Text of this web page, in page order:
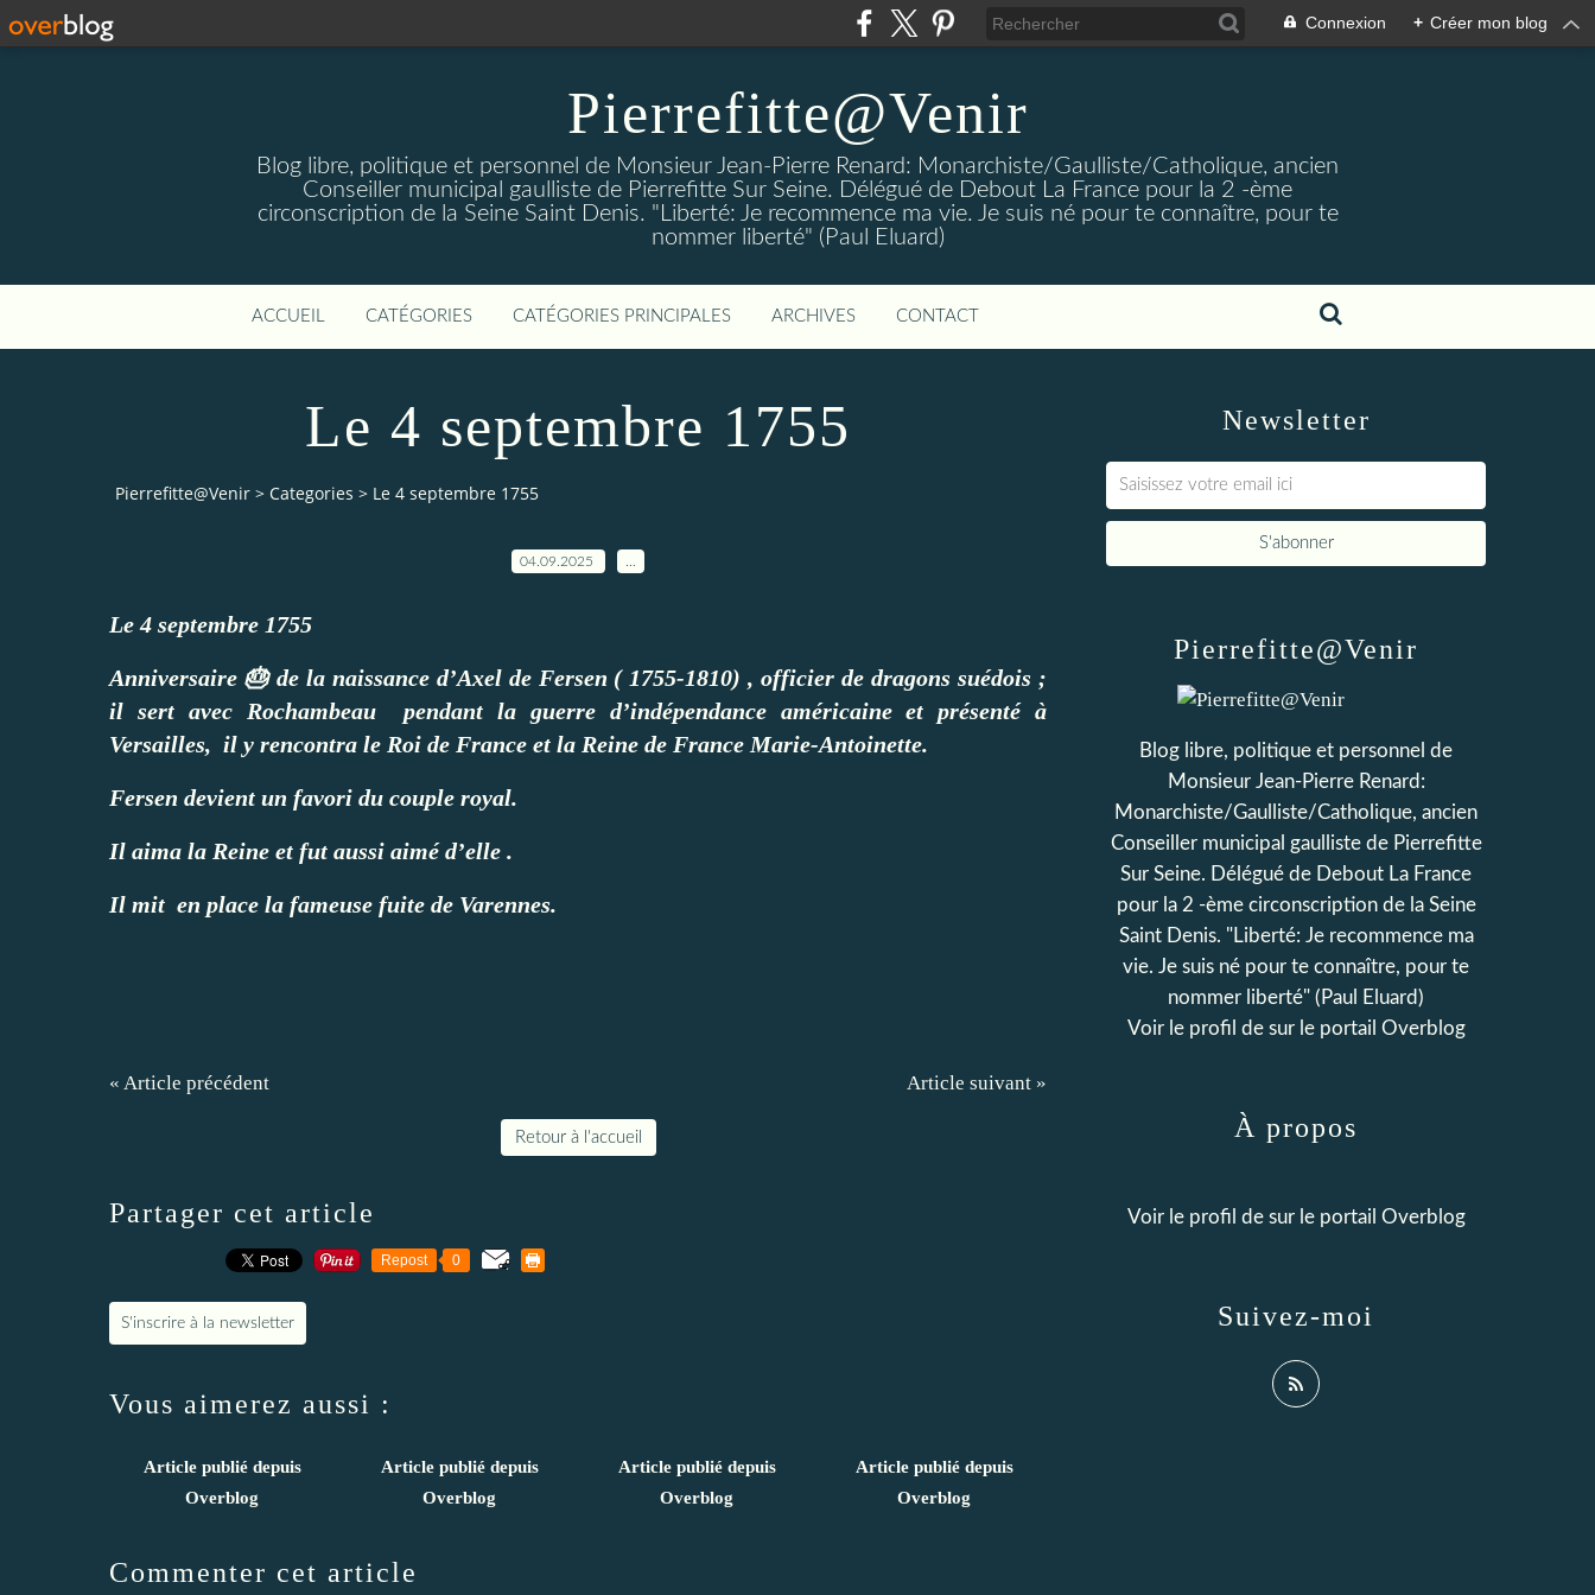
Connexion + Créer mon blog
Pierrefitte@Venir
Blog libre, politique et personnel de Monsieur Jean-Pierre Renard: Monarchiste/Gaulliste/Catholique, ancien
Conseiller municipal gaulliste de Pierrefitte Sur Seine. Délégué de Debout La France pour la 2 -ème
circonscription de la Seine Saint Denis. "Liberté: Je recommence ma vie. Je suis né pour te connaître, pour te
nommer liberté" (Paul Eluard)
ACCUEIL CATÉGORIES CATÉGORIES PRINCIPALES ARCHIVES CONTACT
Le 4 septembre 1755
Pierrefitte@Venir > Categories > Le 4 septembre 1755
04.09.2025
Le 4 septembre 1755
Anniversaire 🎂 de la naissance d’Axel de Fersen ( 1755-1810) , officier de dragons suédois ;
il sert avec Rochambeau pendant la guerre d’indépendance américaine et présenté à
Versailles, il y rencontra le Roi de France et la Reine de France Marie-Antoinette.
Fersen devient un favori du couple royal.
Il aima la Reine et fut aussi aimé d’elle .
Il mit en place la fameuse fuite de Varennes.
« Article précédent Article suivant »
Retour à l'accueil
Partager cet article
Repost 0
S'inscrire à la newsletter
Vous aimerez aussi :
Article publié depuis
Overblog
Article publié depuis
Overblog
Article publié depuis
Overblog
Article publié depuis
Overblog
Commenter cet article
Newsletter
Pierrefitte@Venir
Blog libre, politique et personnel de
Monsieur Jean-Pierre Renard:
Monarchiste/Gaulliste/Catholique, ancien
Conseiller municipal gaulliste de Pierrefitte
Sur Seine. Délégué de Debout La France
pour la 2 -ème circonscription de la Seine
Saint Denis. "Liberté: Je recommence ma
vie. Je suis né pour te connaître, pour te
nommer liberté" (Paul Eluard)
Voir le profil de sur le portail Overblog
Suivez-moi
À propos
Voir le profil de sur le portail Overblog